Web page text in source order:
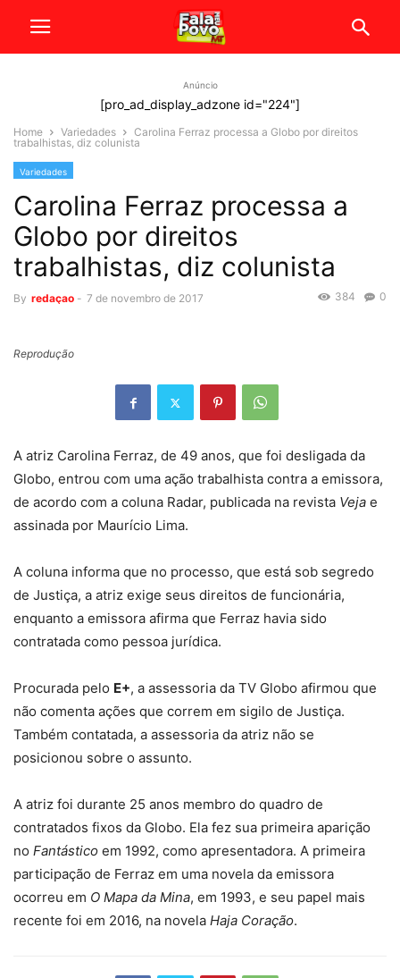
Anúncio
[pro_ad_display_adzone id="224"]
Home Variedades
Carolina Ferraz processa a Globo por direitos
trabalhistas, diz colunista
Variedades
Carolina Ferraz processa a
Globo por direitos
trabalhistas, diz colunista
By redaçao - 7 de novembro de 2017 0
384
Reprodução
A atriz Carolina Ferraz, de 49 anos, que foi desligada da
Globo, entrou com uma ação trabalhista contra a emissora,
de acordo com a coluna Radar, publicada na revista Veja e
assinada por Maurício Lima.
A coluna informa que no processo, que está sob segredo
de Justiça, a atriz exige seus direitos de funcionária,
enquanto a emissora afirma que Ferraz havia sido
contratada como pessoa jurídica.
Procurada pelo E+, a assessoria da TV Globo afirmou que
não comenta ações que correm em sigilo de Justiça.
Também contatada, a assessoria da atriz não se
posicionou sobre o assunto.
A atriz foi durante 25 anos membro do quadro de
contratados fixos da Globo. Ela fez sua primeira aparição
no Fantástico em 1992, como apresentadora. A primeira
participação de Ferraz em uma novela da emissora
ocorreu em O Mapa da Mina, em 1993, e seu papel mais
recente foi em 2016, na novela Haja Coração.